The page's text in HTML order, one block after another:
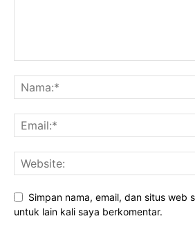
Simpan nama, email, dan situs web
untuk lain kali saya berkomentar.